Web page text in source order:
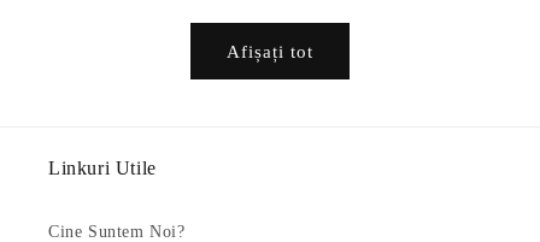
Afișați tot
Linkuri Utile
Cine Suntem Noi?